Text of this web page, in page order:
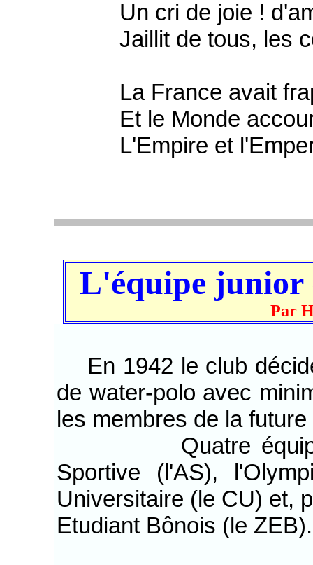
Un cri de joie !
Jaillit de tous, les
La France avait
Et le Monde
L'Empire et
L'équipe junior
Par
En 1942 le club
de water-polo avec
les membres de la
Quatre équipes
Sportive (l'AS),
Universitaire (le CU) et,
Etudiant Bônois (le ZEB).